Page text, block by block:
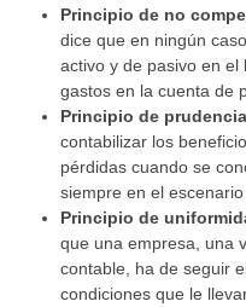
Principio de no
dice que en ningún
activo y de pasivo en el
gastos en la cuenta de
Principio de prudencia
contabilizar los
pérdidas cuando se
siempre en el escenario
Principio de
que una empresa, una
contable, ha de seguir
condiciones que le